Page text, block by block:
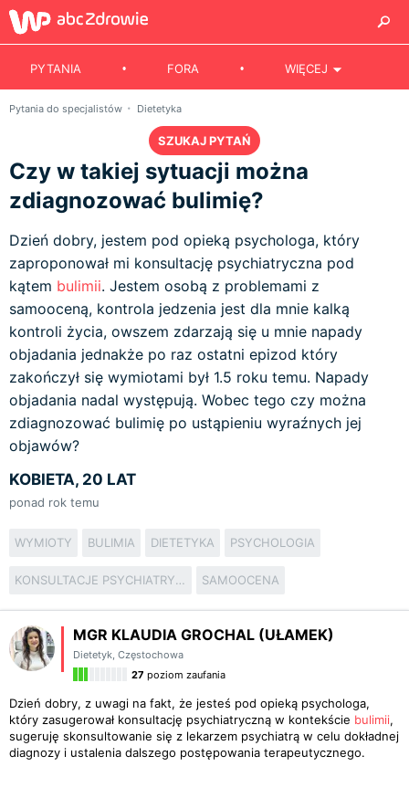
PYTANIA FORA WIĘCEJ
Pytania do specjalistów Dietetyka
SZUKAJ PYTAŃ
Czy w takiej sytuacji można
zdiagnozować bulimię?
Dzień dobry, jestem pod opieką psychologa, który
zaproponował mi konsultację psychiatryczna pod
kątem bulimii. Jestem osobą z problemami z
samooceną, kontrola jedzenia jest dla mnie kalką
kontroli życia, owszem zdarzają się u mnie napady
objadania jednakże po raz ostatni epizod który
zakończył się wymiotami był 1.5 roku temu. Napady
objadania nadal występują. Wobec tego czy można
zdiagnozować bulimię po ustąpieniu wyraźnych jej
objawów?
KOBIETA, 20 LAT
ponad rok temu
WYMIOTY BULIMIA DIETETYKA PSYCHOLOGIA
KONSULTACJE PSYCHIATRYCZNE SAMOOCENA
MGR KLAUDIA GROCHAL (UŁAMEK)
Dietetyk, Częstochowa
27 poziom zaufania
Dzień dobry, z uwagi na fakt, że jesteś pod opieką psychologa,
który zasugerował konsultację psychiatryczną w kontekście bulimii,
sugeruję skonsultowanie się z lekarzem psychiatrą w celu dokładnej
diagnozy i ustalenia dalszego postępowania terapeutycznego.